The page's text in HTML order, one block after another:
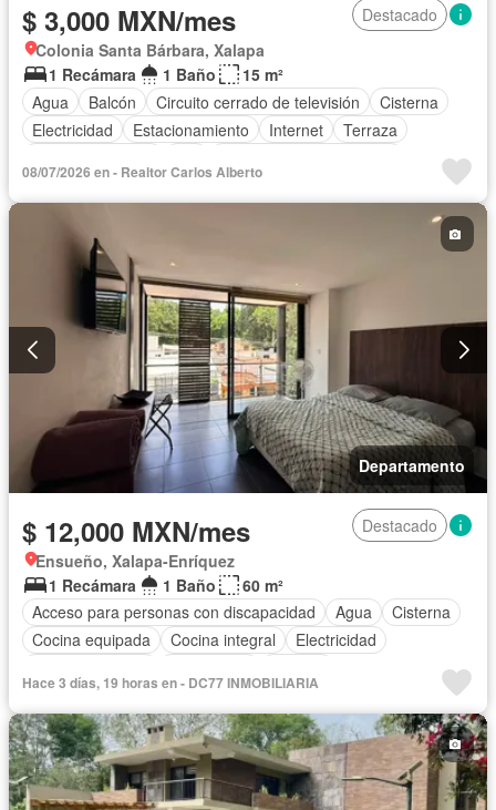
$ 3,000 MXN/mes
Destacado
Colonia Santa Bárbara, Xalapa
1 Recámara
1 Baño
15 m²
Agua
Balcón Circuito cerrado de televisión
Cisterna
Electricidad
Estacionamiento Internet
Terraza
08/07/2026 en - Realtor Carlos Alberto
Departamento
$ 12,000 MXN/mes
Destacado
Ensueño, Xalapa-Enríquez
1 Recámara
1 Baño
60 m²
Acceso para personas con discapacidad
Agua
Cisterna
Cocina equipada
Cocina integral
Electricidad
Recámara con closet
Seguridad
Televisión por cable
Wifi
Zonas verdes Completamente amueblado
Hace 3 días, 19 horas en - DC77 INMOBILIARIA